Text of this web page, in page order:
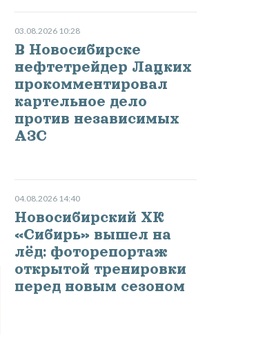
03.08.2026 10:28
В Новосибирске
нефтетрейдер Лацких
прокомментировал
картельное дело
против независимых
АЗС
04.08.2026 14:40
Новосибирский ХК
«Сибирь» вышел на
лёд: фоторепортаж
открытой тренировки
перед новым сезоном